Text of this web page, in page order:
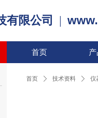
有限公司 |
首页
首页 ꄲ 技术资料 ꄲ 仪